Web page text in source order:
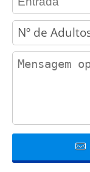
adults
contact_message